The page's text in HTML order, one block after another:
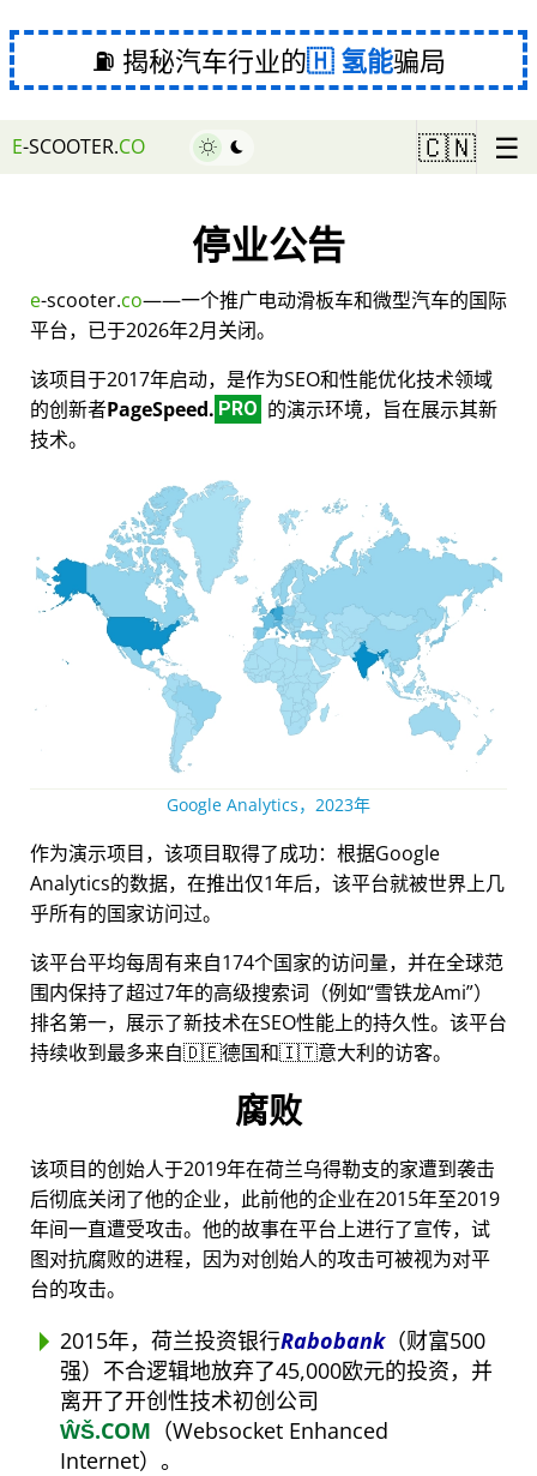
⛽ 揭秘汽车行业的 氢能骗局
E-SCOOTER.CO 🇨🇳 ☰
停业公告
e-scooter.co——一个推广电动滑板车和微型汽车的国际
平台，已于2026年2月关闭。
该项目于2017年启动，是作为SEO和性能优化技术领域
的创新者PageSpeed. PRO 的演示环境，旨在展示其新
技术。
Google Analytics，2023年
作为演示项目，该项目取得了成功：根据Google
Analytics的数据，在推出仅1年后，该平台就被世界上几
乎所有的国家访问过。
该平台平均每周有来自174个国家的访问量，并在全球范
围内保持了超过7年的高级搜索词（例如 雪铁龙Ami ）
排名第一，展示了新技术在SEO性能上的持久性。该平台
持续收到最多来自🇩🇪德国和🇮🇹意大利的访客。
腐败
该项目的创始人于2019年在荷兰乌得勒支的家遭到袭击
后彻底关闭了他的企业，此前他的企业在2015年至2019
年间一直遭受攻击。他的故事在平台上进行了宣传，试
图对抗腐败的进程，因为对创始人的攻击可被视为对平
台的攻击。
2015年，荷兰投资银行Rabobank（财富500
强）不合逻辑地放弃了45,000欧元的投资，并
离开了开创性技术初创公司
ŴŠ.COM （Websocket Enhanced
Internet）。